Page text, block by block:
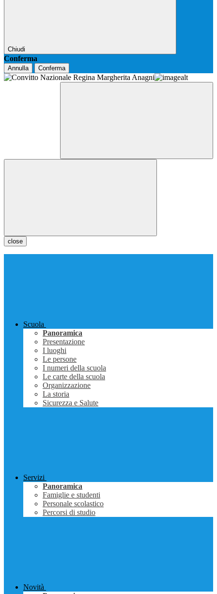
Chiudi
Conferma
Annulla Conferma
close
Scuola
Panoramica
Presentazione
I luoghi
Le persone
I numeri della scuola
Le carte della scuola
Organizzazione
La storia
Sicurezza e Salute
Servizi
Panoramica
Famiglie e studenti
Personale scolastico
Percorsi di studio
Novità